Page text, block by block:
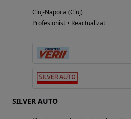
Cluj-Napoca (Cluj)
Profesionist • Reactualizat
SILVER AUTO